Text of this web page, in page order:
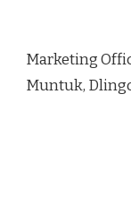
Marketing
Muntuk,